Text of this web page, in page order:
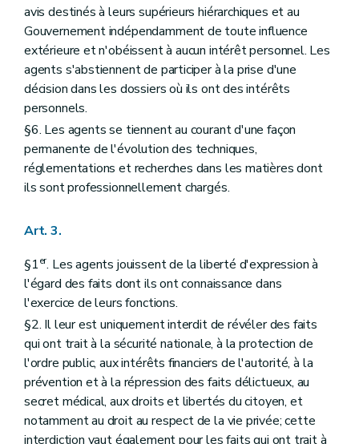
Art. 113
Art. 114
Art. 115
Art. 116
Art. 117
Art. 118
Art.
119
bis
Art.119ter
Art. 119quater
Section III Des concours d'accession au niveau supérieur
Art. 120
Art. 121
Art. 125
Art. 126
ChapitreII
Du brevet de receveur fiscal
Sectionpremière
Art.127
Section II ((...)
Art.128
Art.129
Art. 130
Art.131
Chapitre III (Du certificat de validation des compétences – AGW du 27 mars 2009, art. 65 )
Art. 132
avis destinés à leurs supérieurs hiérarchiques et au
Gouvernement indépendamment de toute influence
extérieure et n'obéissent à aucun intérêt personnel. Les
agents s'abstiennent de participer à la prise d'une
décision dans les dossiers où ils ont des intérêts
personnels.
§6. Les agents se tiennent au courant d'une façon
permanente de l'évolution des techniques,
réglementations et recherches dans les matières dont
ils sont professionnellement chargés.
Art. 3.
§1er. Les agents jouissent de la liberté d'expression à
l'égard des faits dont ils ont connaissance dans
l'exercice de leurs fonctions.
§2. Il leur est uniquement interdit de révéler des faits
qui ont trait à la sécurité nationale, à la protection de
l'ordre public, aux intérêts financiers de l'autorité, à la
prévention et à la répression des faits délictueux, au
secret médical, aux droits et libertés du citoyen, et
notamment au droit au respect de la vie privée; cette
interdiction vaut également pour les faits qui ont trait à